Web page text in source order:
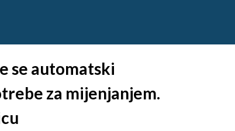
se automatski
za mijenjanjem.